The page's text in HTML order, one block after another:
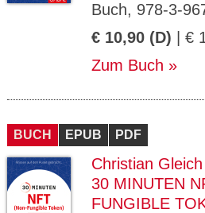
Buch, 978-3-
€ 10,90 (D) | €
Zum Buch
BUCH EPUB PDF
Christian Gleich
30 MINUTEN
FUNGIBLE